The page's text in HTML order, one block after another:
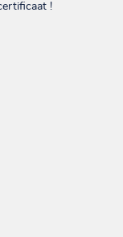
!